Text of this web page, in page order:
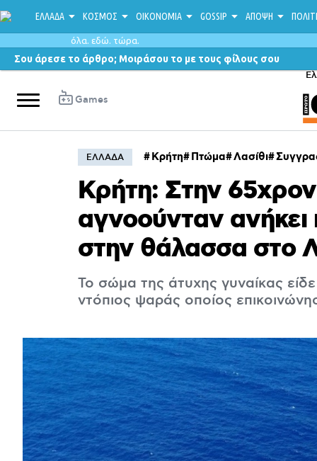
ΕΛΛΑΔΑ ΚΟΣΜΟΣ ΟΙΚΟΝΟΜΙΑ GOSSIP ΑΠΟΨΗ
όλα. εδώ. τώρα.
Σου άρεσε το άρθρο; Μοιράσου το με τους φίλους σου